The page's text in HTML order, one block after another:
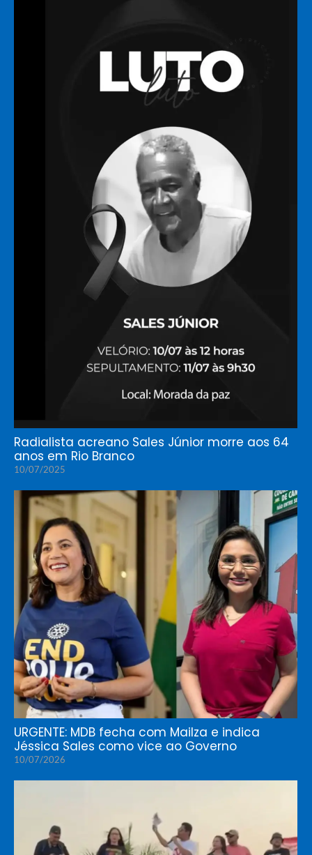
Radialista acreano Sales Júnior morre aos 64
anos em Rio Branco
10/07/2025
URGENTE: MDB fecha com Mailza e indica
Jéssica Sales como vice ao Governo
10/07/2026